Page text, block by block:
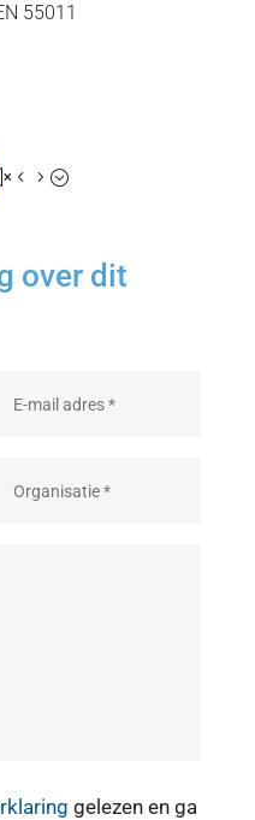
55011
over dit
gelezen en ga